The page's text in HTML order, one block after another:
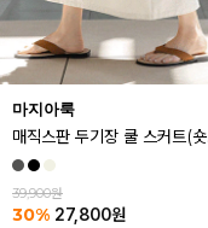
마지아룩
39,900원
30% 27,800원